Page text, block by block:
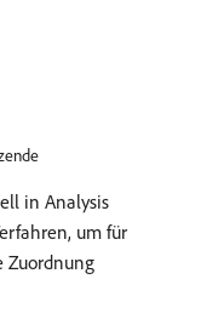
in Analysis
um für
Zuordnung